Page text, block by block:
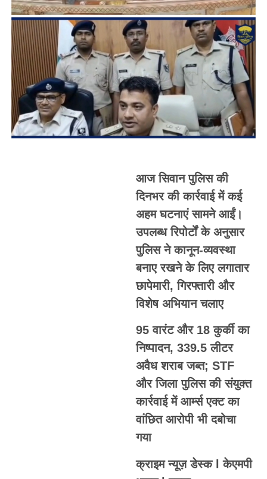
आज सिवान पुलिस की
दिनभर की कार्रवाई में कई
अहम घटनाएं सामने आईं।
उपलब्ध रिपोर्टों के अनुसार
पुलिस ने कानून-व्यवस्था
बनाए रखने के लिए लगातार
छापेमारी, गिरफ्तारी और
विशेष अभियान चलाए
95 वारंट और 18 कुर्की का
निष्पादन, 339.5 लीटर
अवैध शराब जब्त; STF
और जिला पुलिस की संयुक्त
कार्रवाई में आर्म्स एक्ट का
वांछित आरोपी भी दबोचा
गया
क्राइम न्यूज़ डेस्क l केएमपी